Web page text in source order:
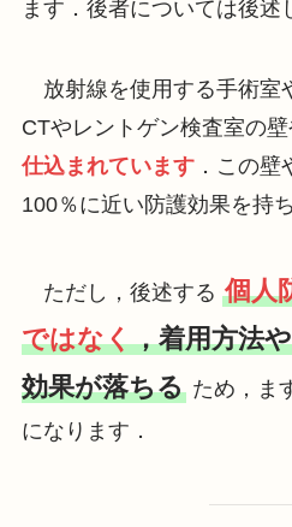
ます．後者については後述
放射線を使用する手術室
CTやレントゲン検査室の
仕込まれています．この壁
100％に近い防護効果を持
ただし，後述する 個人
ではなく，着用方法
効果が落ちるため，ま
になります．